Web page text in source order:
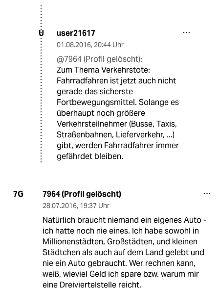
U user21617
01.08.2016, 20:44 Uhr
@7964 (Profil gelöscht):
Zum Thema Verkehrstote:
Fahrradfahren ist jetzt auch nicht
gerade das sicherste
Fortbewegungsmittel. Solange es
überhaupt noch größere
Verkehrsteilnehmer (Busse, Taxis,
Straßenbahnen, Lieferverkehr, ...)
gibt, werden Fahrradfahrer immer
gefährdet bleiben.
7G 7964 (Profil gelöscht)
28.07.2016, 19:37 Uhr
Natürlich braucht niemand ein eigenes Auto -
ich hatte noch nie eines. Ich habe sowohl in
Millionenstädten, Großstädten, und kleinen
Städtchen als auch auf dem Land gelebt und
nie ein Auto gebraucht. Wer rechnen kann,
weiß, wieviel Geld ich spare bzw. warum mir
eine Dreiviertelstelle reicht.